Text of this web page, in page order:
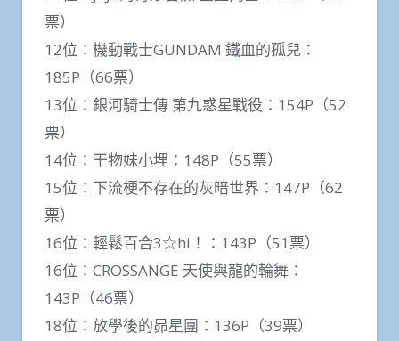
票）
12位：機動戰士GUNDAM 鐵血的孤兒：
185P（66票）
13位：銀河騎士傳 第九惑星戰役：154P（52
票）
14位：干物妹小埋：148P（55票）
15位：下流梗不存在的灰暗世界：147P（62
票）
16位：輕鬆百合3☆hi！：143P（51票）
16位：CROSSANGE 天使與龍的輪舞：
143P（46票）
18位：放學後的昴星團：136P（39票）